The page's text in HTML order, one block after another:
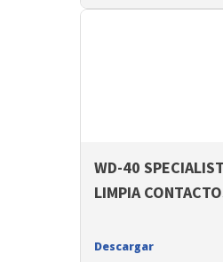
WD-40 SPECIALIST
LIMPIA
Descargar